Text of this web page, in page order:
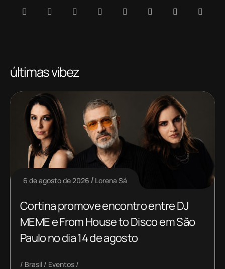
últimas vibez
6 de agosto de 2026 Lorena Sá
Cortina promove encontro entre DJ
MEME e From House to Disco em São
Paulo no dia 14 de agosto
Brasil Eventos